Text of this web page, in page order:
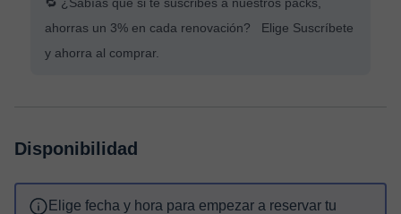
ahorras un 3% en cada renovación? Elige Suscríbete
y ahorra al comprar.
Disponibilidad
Elige fecha y hora para empezar a reservar tu